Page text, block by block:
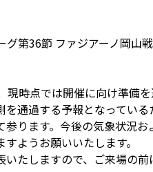
第36節 ファジアーノ岡
時点では開催に向け準備を
通過する予報となってい
ります。今後の気象状況
ようお願いいたします。
たしますので、ご来場の